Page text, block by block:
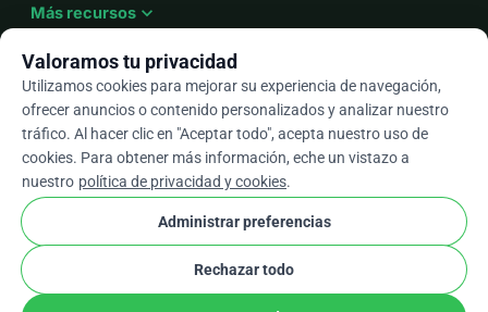
Más recursos expand_more
Esarrow_drop_down
★★★★★4,9 / 5 según más de 500 reseñas
WhyDonate
Privacidad y cookies
Términos y condiciones
Valoramos tu privacidad
Utilizamos cookies para mejorar su experiencia de navegación,
ofrecer anuncios o contenido personalizados y analizar nuestro
tráfico. Al hacer clic en "Aceptar todo", acepta nuestro uso de
cookies. Para obtener más información, eche un vistazo a
nuestro política de privacidad y cookies.
Administrar preferencias
Rechazar todo